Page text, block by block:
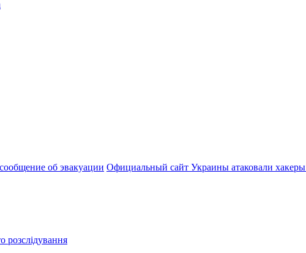
об эвакуации Официальный сайт Украины атаковали хакеры
розслідування